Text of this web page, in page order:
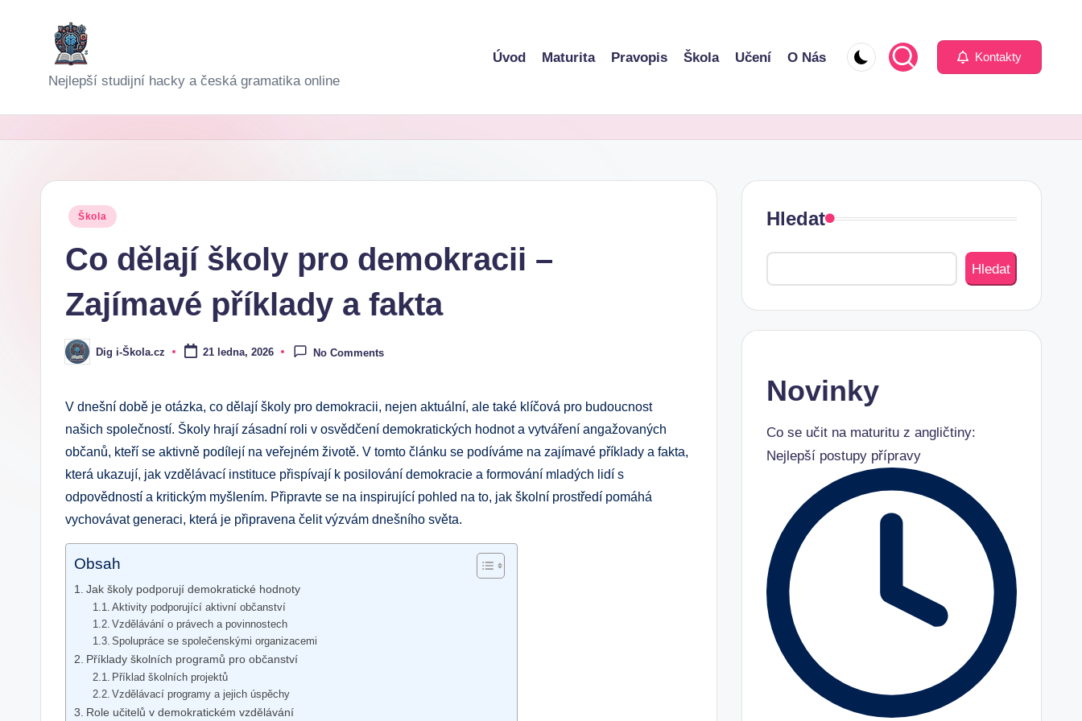
D
i
i-
Nejlepší studijní hacky a česká gramatika online
Úvod Maturita Pravopis Škola Učení O Nás Kontakty
Posted
Škola
Co dělají školy pro demokracii –
Zajímavé příklady a fakta
Posted
by
Dig i-Škola.cz 21 ledna, 2026 No Comments
V dnešní době je otázka, co dělají školy pro demokracii, nejen aktuální, ale také klíčová pro budoucnost
našich společností. Školy hrají zásadní roli v osvědčení demokratických hodnot a vytváření angažovaných
občanů, kteří se aktivně podílejí na veřejném životě. V tomto článku se podíváme na zajímavé příklady a fakta,
která ukazují, jak vzdělávací instituce přispívají k posilování demokracie a formování mladých lidí s
odpovědností a kritickým myšlením. Připravte se na inspirující pohled na to, jak školní prostředí pomáhá
vychovávat generaci, která je připravena čelit výzvám dnešního světa.
Obsah
Jak školy podporují demokratické hodnoty
Aktivity podporující aktivní občanství
Vzdělávání o právech a povinnostech
Spolupráce se společenskými organizacemi
Příklady školních programů pro občanství
Příklad školních projektů
Vzdělávací programy a jejich úspěchy
Role učitelů v demokratickém vzdělávání
Hledat
Hledat
Novinky
Co se učit na maturitu z angličtiny:
Nejlepší postupy přípravy